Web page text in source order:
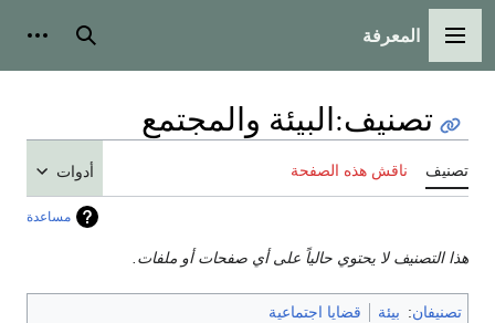
القائمة الرئيسية
المعرفة بحث
تصنيف:البيئة والمجتمع
تصنيف ناقش هذه الصفحة أدوات
مساعدة
هذا التصنيف لا يحتوي حالياً على أي صفحات أو ملفات.
تصنيفان: بيئة قضايا اجتماعية